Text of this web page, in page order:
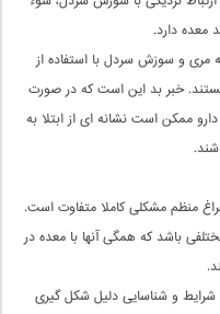
معده دارد.
و سوزش سردل با استفاده از
خبر بد این است که در صورت
ممکن است نشانه ای از ابتلا به
منظم مشکلی کاملا متفاوت است.
باشد که همگی آنها با معده در
شرایط و شناسایی دلیل شکل گیری